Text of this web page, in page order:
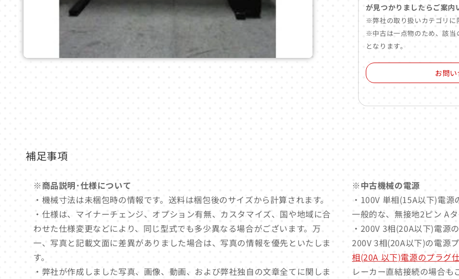
モ
を
開
が見つかりましたらご案内
※弊社の取り扱いカテゴリに
※中古は一点物のため、該当
となります。
お問
補足事項
※商品説明･仕様について
・機械寸法は未梱包時の情報です。送料は梱包後のサイズから計算されます。
・仕様は、マイナーチェンジ、オプション有無、カスタマイズ、国や地域に合
わせた仕様変更などにより、同じ型式でも多少異なる場合がございます。万
一、写真と記載文面に差異がありました場合は、写真の情報を優先といたしま
す。
・弊社が作成しました写真、画像、動画、および弊社独自の文章全てに関しま
※中古機械の電源
・100V 単相(15A以下)電
一般的な、無接地2ピン A
・200V 3相(20A以下)電源
200V 3相(20A以下)の電源
相(20A 以下)電源のプラグ
レーカー直結接続の場合